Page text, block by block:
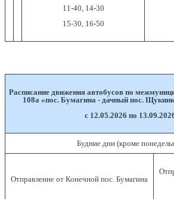
11-40, 14-30
15-30, 16-50
Расписание движения автобусов по
108а «пос. Бумагина - дачный пос.
с 12.05.2026 по
Будние дни (кроме
Отправление от Конечной пос. Бумагина